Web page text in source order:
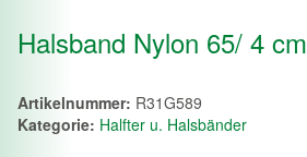
Halsband Nylon 65/ 4 cm
Artikelnummer: R31G589
Kategorie: Halfter u. Halsbänder